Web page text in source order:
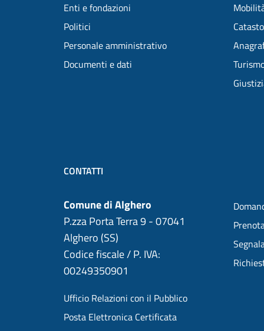
Enti e fondazioni
Politici
Personale amministrativo
Documenti e dati
CONTATTI
Comune di Alghero
P.zza Porta Terra 9 - 07041
Alghero (SS)
Codice fiscale / P. IVA:
00249350901
Ufficio Relazioni con il Pubblico
Posta Elettronica Certificata